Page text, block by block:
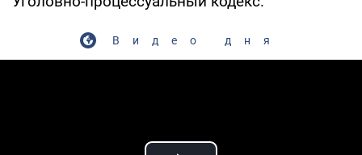
Видео дня